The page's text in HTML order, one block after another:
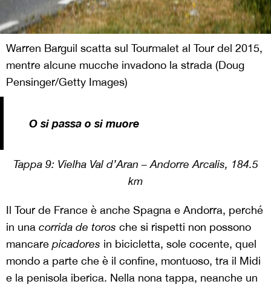
Warren Barguil scatta sul Tourmalet al Tour del 2015,
mentre alcune mucche invadono la strada (Doug
Pensinger/Getty Images)
O si passa o si muore
Tappa 9: Vielha Val d’Aran – Andorre Arcalis, 184.5
km
Il Tour de France è anche Spagna e Andorra, perché
in una corrida de toros che si rispetti non possono
mancare picadores in bicicletta, sole cocente, quel
mondo a parte che è il confine, montuoso, tra il Midi
e la penisola iberica. Nella nona tappa, neanche un